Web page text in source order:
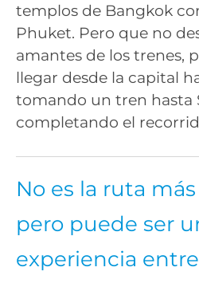
templos de Bangkok
Phuket. Pero que no
amantes de los trenes,
llegar desde la capital
tomando un tren hasta
completando el
No es la ruta
pero puede ser
experiencia